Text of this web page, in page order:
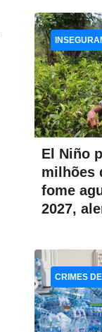
El Niño
milhões
fome
2027,
CRIMES